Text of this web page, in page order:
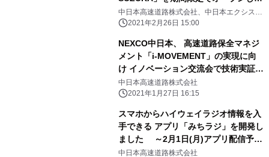
す！ ～高速道路“初”の試み～
中日本高速道路株式会社、中日本エクシス株
式会社
2021年2月26日 15:00
NEXCO中日本、 高速道路保全マネジ
メント「i-MOVEMENT」の実現に向
け イノベーション交流会で技術実証開
始
中日本高速道路株式会社
2021年1月27日 16:15
スマホからハイウェイラジオ情報を入
手できる アプリ「みちラジ」を開発し
ました ～2月1日(月)アプリ配信予定
～
中日本高速道路株式会社